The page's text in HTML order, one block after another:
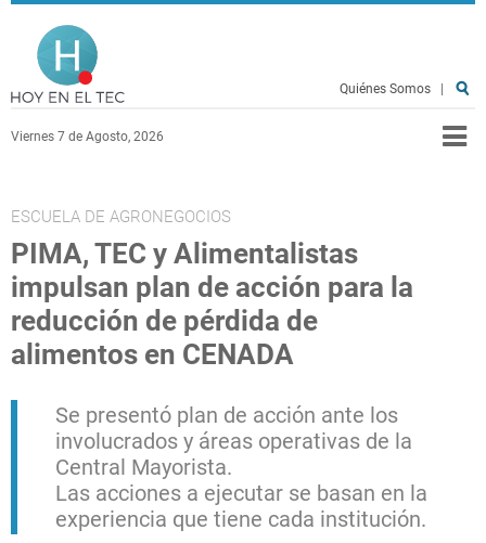
Pasar al contenido principal
Viernes 7 de Agosto, 2026
Quiénes Somos
ESCUELA DE AGRONEGOCIOS
PIMA, TEC y Alimentalistas
impulsan plan de acción para la
reducción de pérdida de
alimentos en CENADA
Se presentó plan de acción ante los
involucrados y áreas operativas de la
Central Mayorista.
Las acciones a ejecutar se basan en la
experiencia que tiene cada institución.